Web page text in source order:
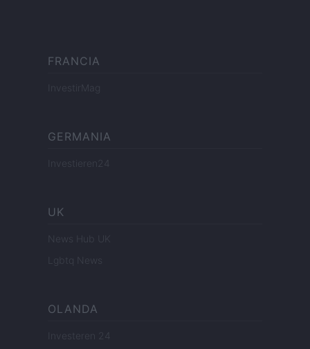
FRANCIA
InvestirMag
GERMANIA
Investieren24
UK
News Hub UK
Lgbtq News
OLANDA
Investeren 24